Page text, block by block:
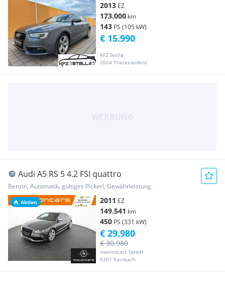
2013 EZ
173.000 km
143 PS (105 kW)
KFZ Stella
2604 Theresienfeld
€ 15.990
Aktion
Audi A5 RS 5 4.2 FSI quattro
Benzin, Automatik, gültiges Pickerl, Gewährleistung
2011 EZ
149.541 km
450 PS (331 kW)
motioncars GmbH
8301 Kainbach
€ 30.980
€ 29.980